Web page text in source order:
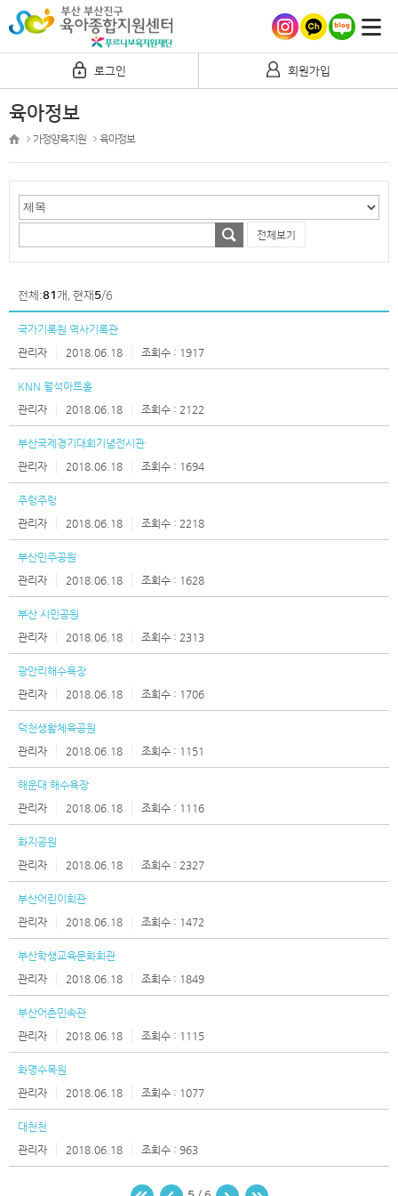
로그인 회원가입
육아정보
가정양육지원 육아정보
전체보기
전체:81 개, 현재 5/6
호
첨
부
이
등
조
회
수
국가기록원 역사기록관
관리자
2018.06.18 1917
KNN 월석아트홀
관리자
2018.06.18 2122
부산국제경기대회기념전시관
관리자
2018.06.18 1694
주렁주렁
관리자
2018.06.18 2218
부산민주공원
관리자
2018.06.18 1628
부산 시민공원
관리자
2018.06.18 2313
광안리해수욕장
관리자
2018.06.18 1706
덕천생활체육공원
관리자
2018.06.18 1151
해운대 해수욕장
관리자
2018.06.18 1116
화지공원
관리자
2018.06.18 2327
부산어린이회관
관리자
2018.06.18 1472
부산학생교육문화회관
관리자
2018.06.18 1849
부산어촌민속관
관리자
2018.06.18 1115
화명수목원
관리자
2018.06.18 1077
대천천
관리자
2018.06.18 963